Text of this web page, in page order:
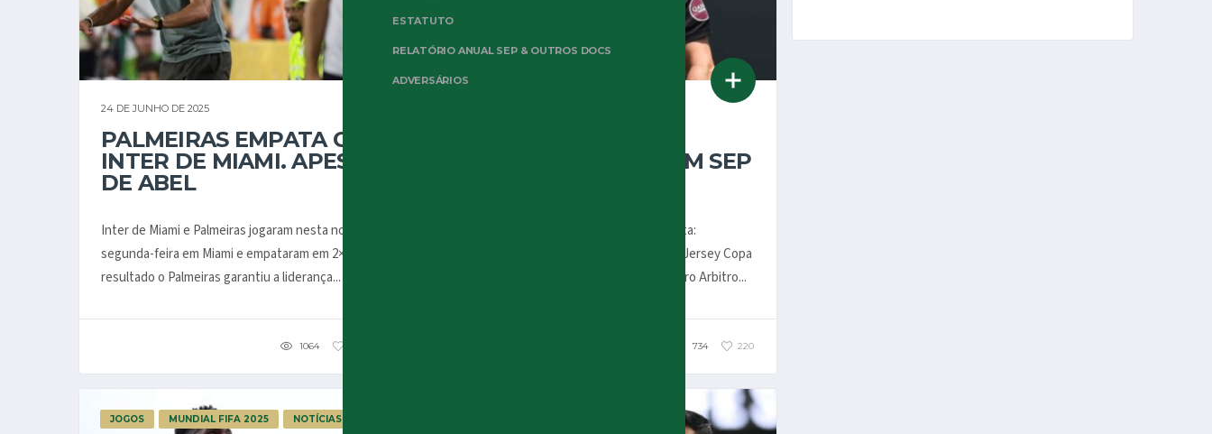
ESTATUTO
RELATÓRIO ANUAL SEP & OUTROS DOCS
ADVERSÁRIOS
24 DE JUNHO DE 2025
PALMEIRAS EMPATA COM
INTER DE MIAMI. APESAR
DE ABEL
Inter de Miami e Palmeiras jogaram nesta noite de
segunda-feira em Miami e empataram em 2×2. Com o
resultado o Palmeiras garantiu a liderança...
1064
ANTHONY TAYLOR EM SEP
Por Oiti Cipriani Palmeiras 2×0 Al-Ahly Data:
19/06/2025 Local: MetLife Stadium, New Jersey Copa
do Mundo de Clube FIFA 2025 – R02 Árbitro Arbitro...
734 220
JOGOS MUNDIAL FIFA 2025 NOTÍCIAS